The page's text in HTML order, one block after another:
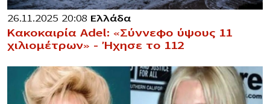
26.11.2025 20:08 Ελλάδα
Κακοκαιρία Adel: «Σύννεφο ύψους 11
χιλιομέτρων» – Ήχησε το 112